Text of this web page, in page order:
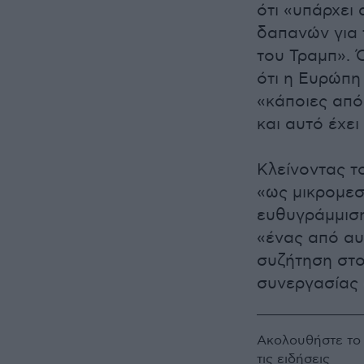
ότι
δαπανών για
του Τραμπ».
ότι η
«κάποιες
και αυτό
Κλείνοντας
«ως
«ένας από
συζήτηση
συνεργασίας
Ακολουθήστε το
τις ειδήσεις